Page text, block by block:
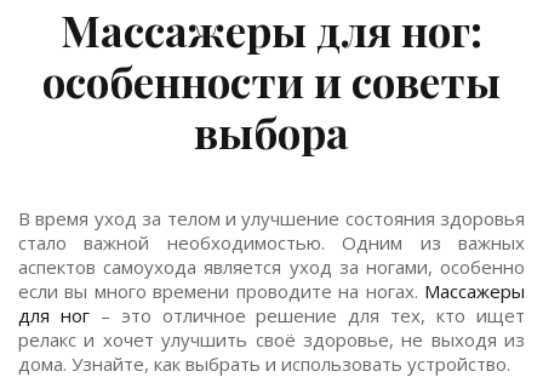
Массажеры для ног:
особенности и советы
выбора
В время уход за телом и улучшение состояния здоровья
стало важной необходимостью. Одним из важных
аспектов самоухода является уход за ногами, особенно
если вы много времени проводите на ногах. Массажеры
для ног– это отличное решение для тех, кто ищет
релакс и хочет улучшить своё здоровье, не выходя из
дома. Узнайте, как выбрать и использовать устройство.